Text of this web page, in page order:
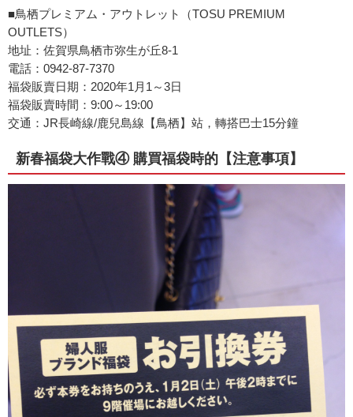
■鳥栖プレミアム・アウトレット（TOSU PREMIUM
OUTLETS）
地址：佐賀県鳥栖市弥生が丘8-1
電話：0942-87-7370
福袋販賣日期：2020年1月1～3日
福袋販賣時間：9:00～19:00
交通：JR長崎線/鹿兒島線【鳥栖】站，轉搭巴士15分鐘
新春福袋大作戰④ 購買福袋時的【注意事項】